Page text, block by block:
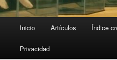
Inicio Artículos Índice
Privacidad